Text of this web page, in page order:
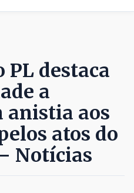
PL destaca
a
anistia aos
atos do
Notícias